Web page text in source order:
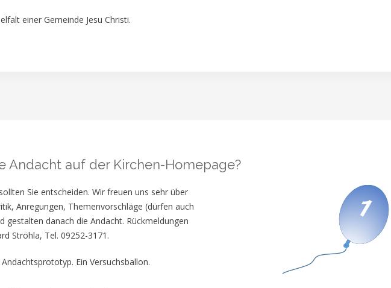
einer Gemeinde Jesu Christi.
Andacht auf der Kirchen-Homepage?
Sie entscheiden. Wir freuen uns sehr über
Anregungen, Themenvorschläge (dürfen auch
gestalten danach die Andacht. Rückmeldungen
Ströhla, Tel. 09252-3171.
Ein Versuchsballon.